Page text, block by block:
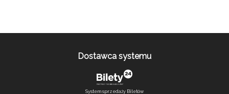
Dostawca systemu
System sprzedaży Biletów